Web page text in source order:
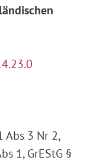
Abs 3 Nr 2,
1, GrEStG §